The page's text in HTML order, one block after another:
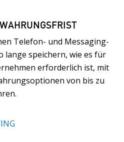
Telefon- und Messaging-
lange speichern, wie es für
erforderlich ist, mit
von bis zu